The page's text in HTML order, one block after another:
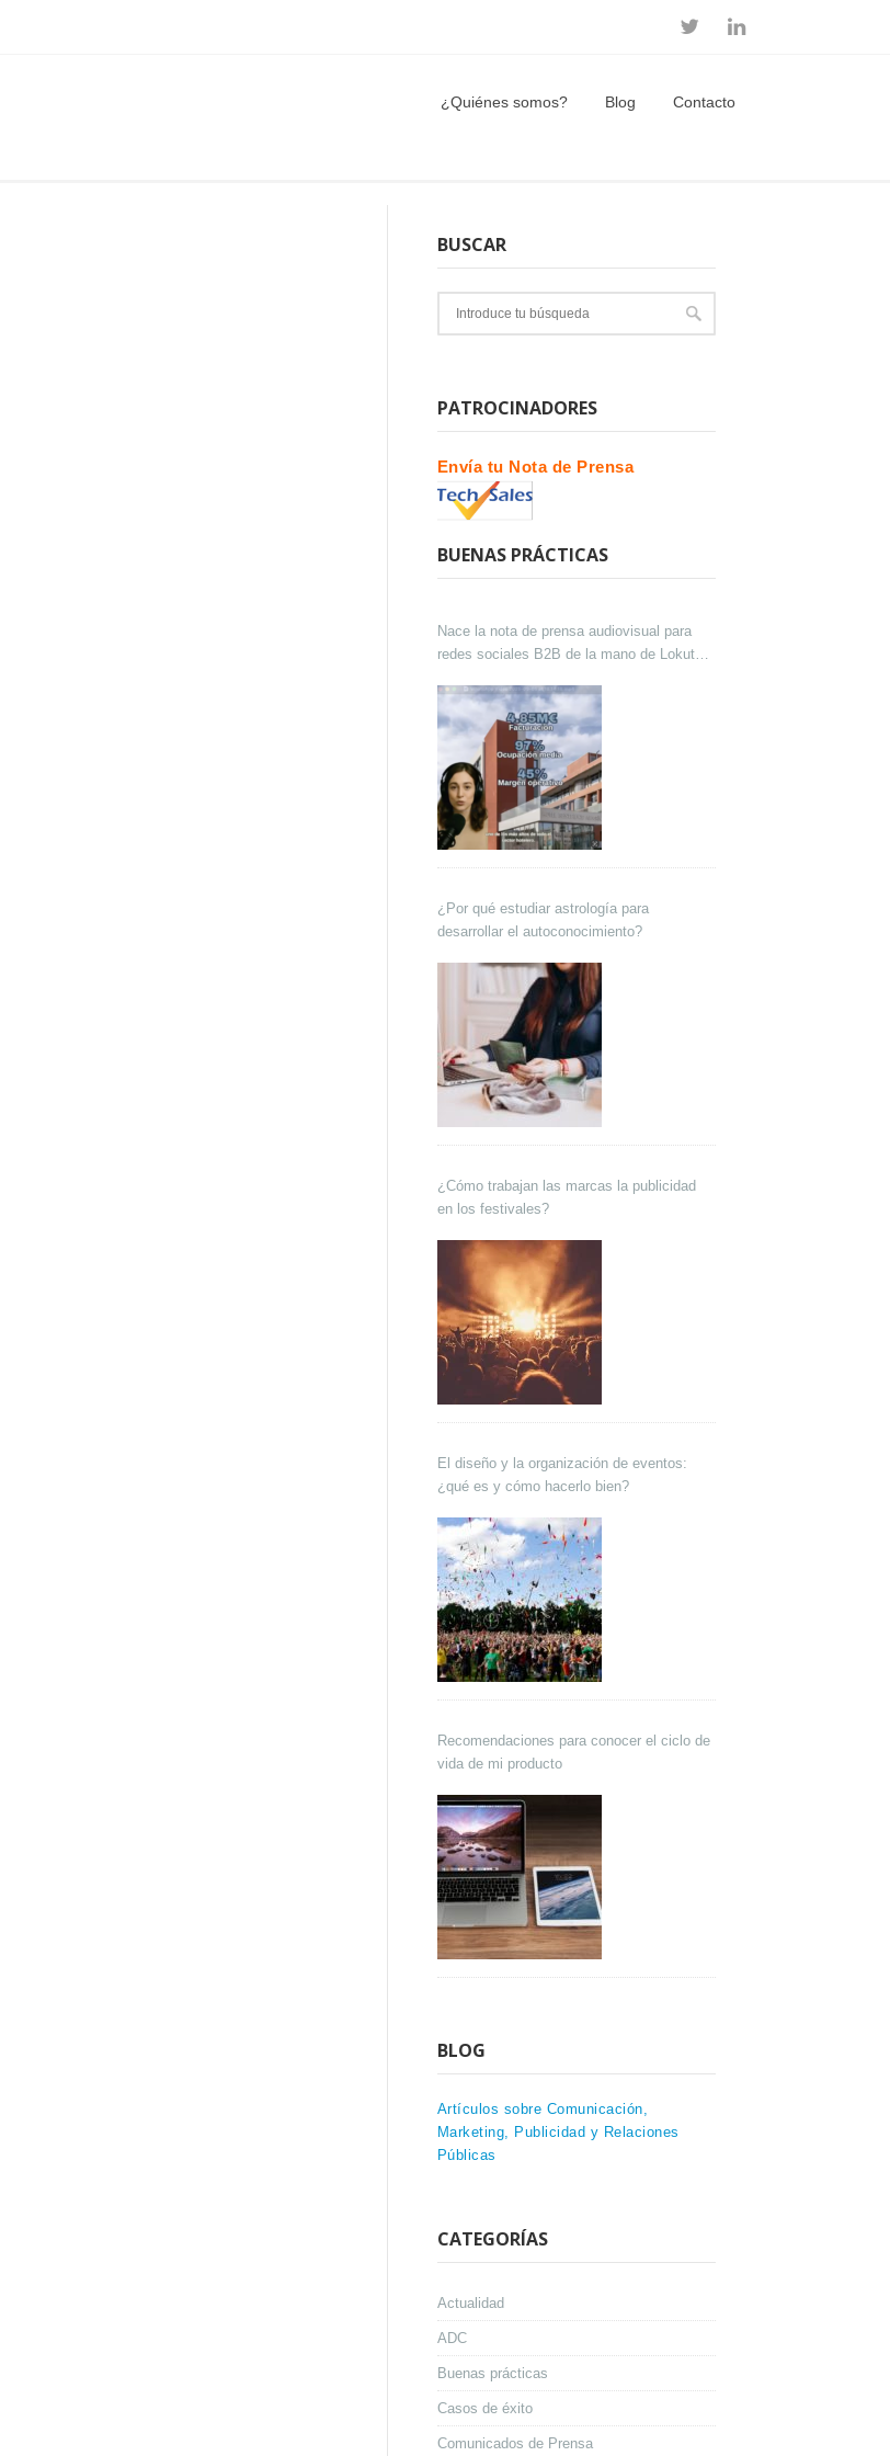
¿Quiénes somos? Blog Contacto
BUSCAR
PATROCINADORES
Envía tu Nota de Prensa
BUENAS PRÁCTICAS
Nace la nota de prensa audiovisual para
redes sociales B2B de la mano de Lokutor
¿Por qué estudiar astrología para
desarrollar el autoconocimiento?
¿Cómo trabajan las marcas la publicidad
en los festivales?
El diseño y la organización de eventos:
¿qué es y cómo hacerlo bien?
Recomendaciones para conocer el ciclo de
vida de mi producto
BLOG
Artículos sobre Comunicación,
Marketing, Publicidad y Relaciones
Públicas
CATEGORÍAS
Actualidad
ADC
Buenas prácticas
Casos de éxito
Comunicados de Prensa